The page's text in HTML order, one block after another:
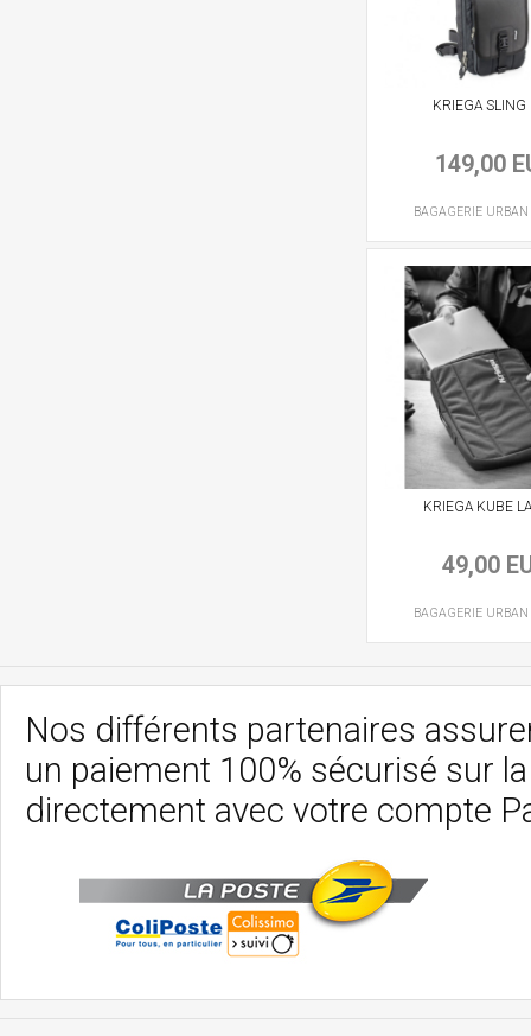
KRIEGA SLING
149,00
BAGAGERIE URBAN
KRIEGA KUBE
49,00
BAGAGERIE URBAN
Nos différents partenaires
un paiement 100% sécurisé sur
directement avec votre compte